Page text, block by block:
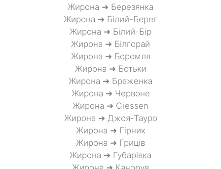
Жирона ➜ Березянка
Жирона ➜ Білий-Берег
Жирона ➜ Білий-Бір
Жирона ➜ Білгорай
Жирона ➜ Боромля
Жирона ➜ Ботьки
Жирона ➜ Браженка
Жирона ➜ Червоне
Жирона ➜ Giessen
Жирона ➜ Джоя-Тауро
Жирона ➜ Гірник
Жирона ➜ Гриців
Жирона ➜ Губарівка